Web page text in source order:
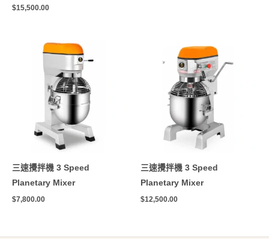
$15,500.00
三速攪拌機 3 Speed
Planetary Mixer
$7,800.00
三速攪拌機 3 Speed
Planetary Mixer
$12,500.00